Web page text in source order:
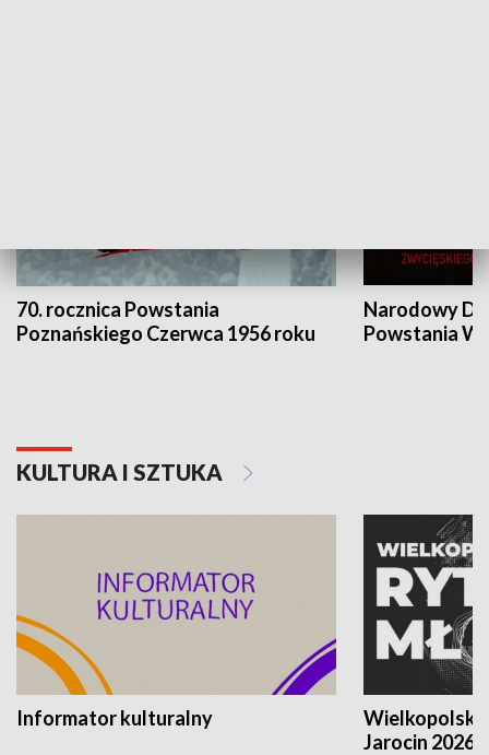
70. rocznica Powstania
Poznańskiego Czerwca 1956 roku
Narodowy
Powstania
KULTURA I SZTUKA
Informator kulturalny
Jarocin 2026